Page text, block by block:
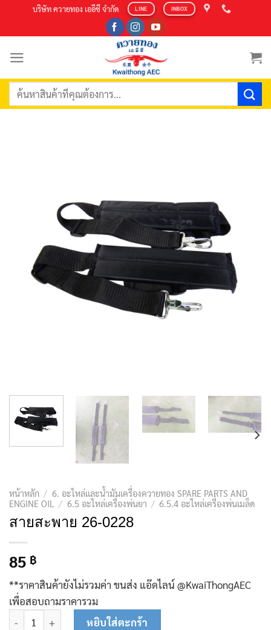
content
บริษัท ควายทอง เออีซี จำกัด LINE INBOX
ค้นหา:
หน้าหลัก / 6. อะไหล่และน้ำมันเครื่องควายทอง SPARE PARTS AND
ENGINE OIL
/ 6.5 อะไหล่เครื่องพ่นยา / 6.5.4 อะไหล่เครื่องพ่นเมล็ด
สายสะพาย 26-0228
85 ฿
**ราคาสินค้ายังไม่รวมค่า ขนส่ง แอ๊ดไลน์ @KwaiThongAEC
เพื่อสอบถามราคารวม
จำนวน สายสะพาย 26-0228 ชิ้น
หยิบใส่ตะกร้า